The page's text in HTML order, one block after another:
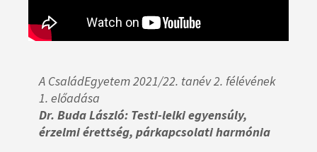
A CsaládEgyetem 2021/22. tanév 2. félévének
1. előadása
Dr. Buda László: Testi-lelki egyensúly,
érzelmi érettség, párkapcsolati harmónia